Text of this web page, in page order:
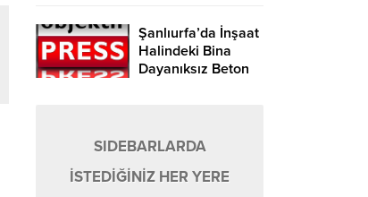
Şanlıurfa’da İnşaat
Halindeki Bina
Dayanıksız Beton
SIDEBARLARDA
İSTEDİĞİNİZ HER YERE